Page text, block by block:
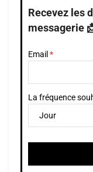
Recevez les
messagerie
Email
La fréquence